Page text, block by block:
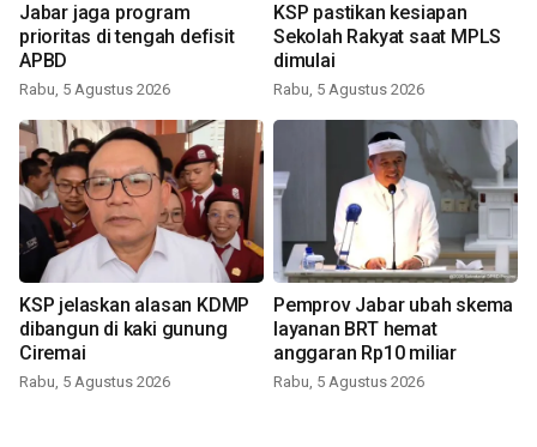
Jabar jaga program
prioritas di tengah defisit
APBD
Rabu, 5 Agustus 2026
KSP pastikan kesiapan
Sekolah Rakyat saat MPLS
dimulai
Rabu, 5 Agustus 2026
KSP jelaskan alasan KDMP
dibangun di kaki gunung
Ciremai
Rabu, 5 Agustus 2026
Pemprov Jabar ubah skema
layanan BRT hemat
anggaran Rp10 miliar
Rabu, 5 Agustus 2026